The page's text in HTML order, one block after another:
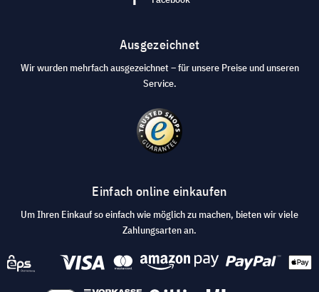
Ausgezeichnet
Wir wurden mehrfach ausgezeichnet – für unsere Preise und unseren
Service.
Einfach online einkaufen
Um Ihren Einkauf so einfach wie möglich zu machen, bieten wir viele
Zahlungsarten an.